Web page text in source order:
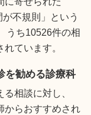
不規則」という
うち10526件の相
ています。
を勧める診療科
相談に対し、
からおすすめされ